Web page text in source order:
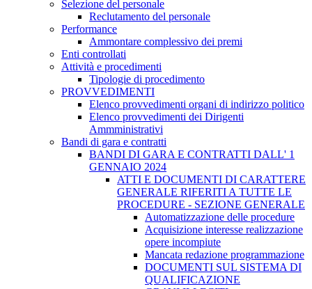
Selezione del personale
Reclutamento del personale
Performance
Ammontare complessivo dei premi
Enti controllati
Attività e procedimenti
Tipologie di procedimento
PROVVEDIMENTI
Elenco provvedimenti organi di indirizzo politico
Elenco provvedimenti dei Dirigenti
Ammministrativi
Bandi di gara e contratti
BANDI DI GARA E CONTRATTI DALL' 1
GENNAIO 2024
ATTI E DOCUMENTI DI CARATTERE
GENERALE RIFERITI A TUTTE LE
PROCEDURE - SEZIONE GENERALE
Automatizzazione delle procedure
Acquisizione interesse realizzazione
opere incompiute
Mancata redazione programmazione
DOCUMENTI SUL SISTEMA DI
QUALIFICAZIONE